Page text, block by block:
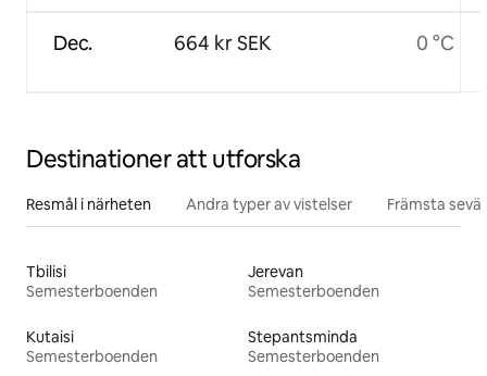
Dec. 664 kr SEK 0 °C
Destinationer att utforska
Resmål i närheten Andra typer av vistelser Främsta
Tbilisi
Semesterboenden
Jerevan
Semesterboenden
Kutaisi
Semesterboenden
Stepantsminda
Semesterboenden